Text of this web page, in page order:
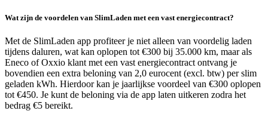
Wat zijn de voordelen van SlimLaden met een vast energiecontract?
Met de SlimLaden app profiteer je niet alleen van voordelig laden
tijdens daluren, wat kan oplopen tot €300 bij 35.000 km, maar als
Eneco of Oxxio klant met een vast energiecontract ontvang je
bovendien een extra beloning van 2,0 eurocent (excl. btw) per slim
geladen kWh. Hierdoor kan je jaarlijkse voordeel van €300 oplopen
tot €450. Je kunt de beloning via de app laten uitkeren zodra het
bedrag €5 bereikt.